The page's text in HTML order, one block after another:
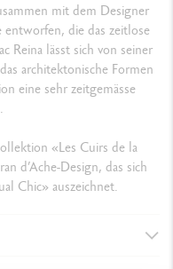
mit dem Designer
entworfen, die das zeitlose
Reina lässt sich von seiner
architektonische Formen
eine sehr zeitgemässe
«Les Cuirs de la
d’Ache-Design, das sich
Chic» auszeichnet.